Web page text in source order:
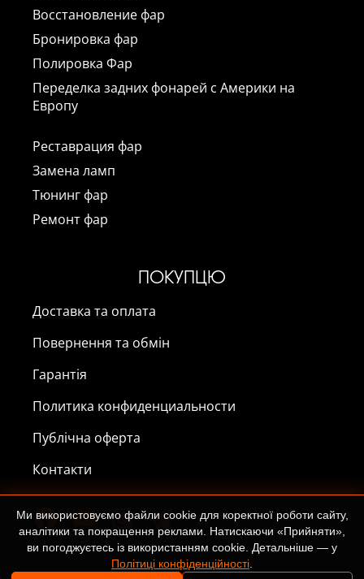
Восстановление фар
Бронировка фар
Полировка Фар
Переделка задних фонарей с Америки на
Европу
Реставрация фар
Замена ламп
Тюнинг фар
Ремонт фар
ПОКУПЦЮ
Доставка та оплата
Повернення та обмін
Гарантія
Политика конфиденциальности
Публічна оферта
Контакти
Ми використовуємо файли cookie для коректної роботи сайту,
аналітики та покращення реклами. Натискаючи «Прийняти»,
ви погоджуєтесь із використанням cookie. Детальніше — у
Політиці конфіденційності